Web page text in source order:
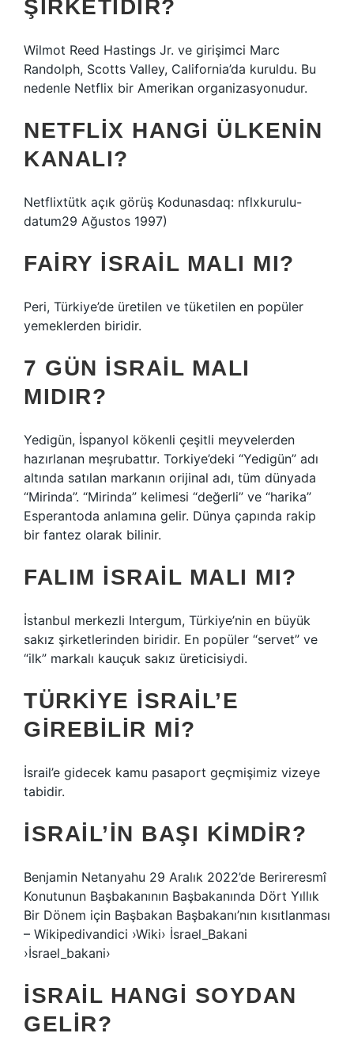
ŞIRKETIDIR?
Wilmot Reed Hastings Jr. ve girişimci Marc
Randolph, Scotts Valley, California’da kuruldu. Bu
nedenle Netflix bir Amerikan organizasyonudur.
NETFLIX HANGI ÜLKENIN
KANALI?
Netflixtütk açık görüş Kodunasdaq: nflxkurulu-
datum29 Ağustos 1997)
FAIRY İSRAIL MALI MI?
Peri, Türkiye’de üretilen ve tüketilen en popüler
yemeklerden biridir.
7 GÜN İSRAIL MALI
MIDIR?
Yedigün, İspanyol kökenli çeşitli meyvelerden
hazırlanan meşrubattır. Torkiye’deki “Yedigün” adı
altında satılan markanın orijinal adı, tüm dünyada
“Mirinda”. “Mirinda” kelimesi “değerli” ve “harika”
Esperantoda anlamına gelir. Dünya çapında rakip
bir fantez olarak bilinir.
FALIM İSRAIL MALI MI?
İstanbul merkezli Intergum, Türkiye’nin en büyük
sakız şirketlerinden biridir. En popüler “servet” ve
“ilk” markalı kauçuk sakız üreticisiydi.
TÜRKIYE İSRAIL’E
GIREBILIR MI?
İsrail’e gidecek kamu pasaport geçmişimiz vizeye
tabidir.
İSRAIL’IN BAŞI KIMDIR?
Benjamin Netanyahu 29 Aralık 2022’de Berireresmî
Konutunun Başbakanının Başbakanında Dört Yıllık
Bir Dönem için Başbakan Başbakanı’nın kısıtlanması
– Wikipedivandici ›Wiki› İsrael_Bakani
›İsrael_bakani›
İSRAIL HANGI SOYDAN
GELIR?